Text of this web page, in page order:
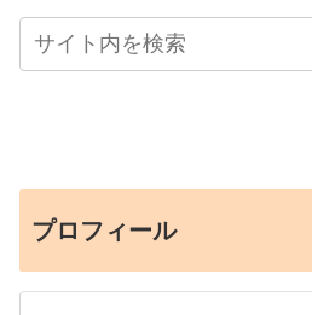
プロフィール